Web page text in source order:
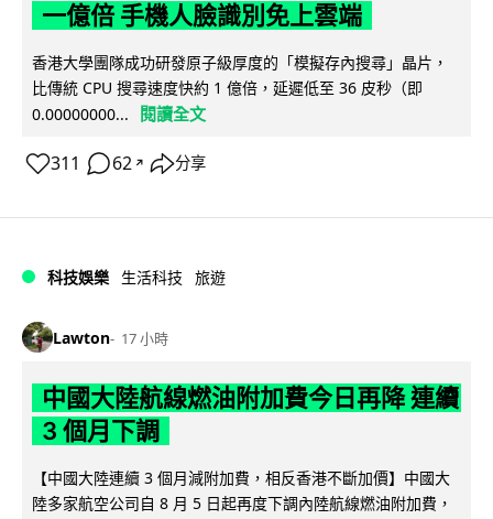
一億倍 手機人臉識別免上雲端
香港大學團隊成功研發原子級厚度的「模擬存內搜尋」晶片，
比傳統 CPU 搜尋速度快約 1 億倍，延遲低至 36 皮秒（即
0.00000000...
閱讀全文
311 62 ↗ 分享
科技娛樂 生活科技 旅遊
Lawton 17 小時
中國大陸航線燃油附加費今日再降 連續
3 個月下調
【中國大陸連續 3 個月減附加費，相反香港不斷加價】中國大
陸多家航空公司自 8 月 5 日起再度下調內陸航線燃油附加費，